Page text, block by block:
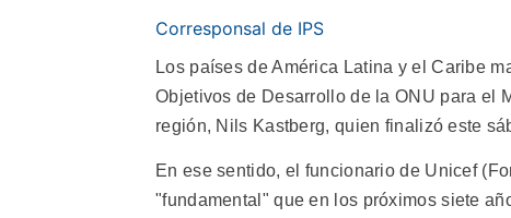
Corresponsal de IPS
Los países de América Latina y el Caribe
Objetivos de Desarrollo de la ONU para el
región, Nils Kastberg, quien finalizó este
En ese sentido, el funcionario de Unicef
"fundamental" que en los próximos siete